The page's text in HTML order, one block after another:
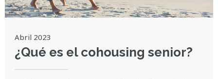
Abril 2023
¿Qué es el cohousing senior?